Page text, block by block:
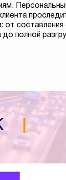
от
полной